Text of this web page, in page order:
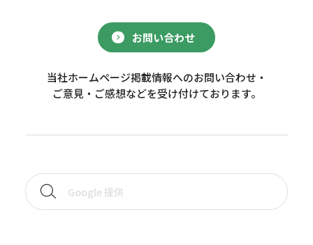
お問い合わせ
当社ホームページ掲載情報へのお問い合わせ・
ご意見・ご感想などを受け付けております。